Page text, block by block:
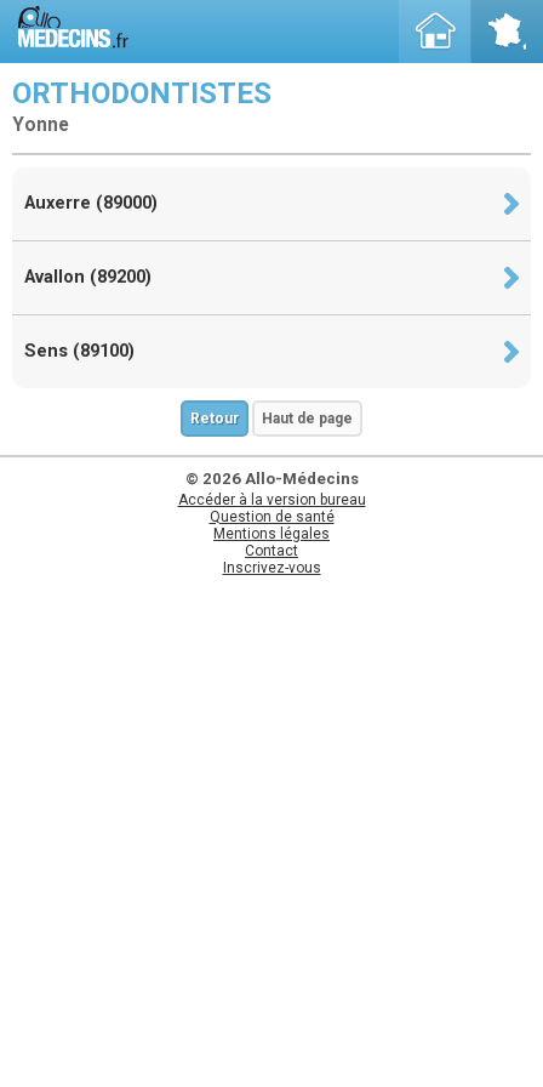
ORTHODONTISTES
Yonne
Auxerre (89000)
Avallon (89200)
Sens (89100)
Retour Haut de page
© 2026 Allo-Médecins
Accéder à la version bureau
Question de santé
Mentions légales
Contact
Inscrivez-vous